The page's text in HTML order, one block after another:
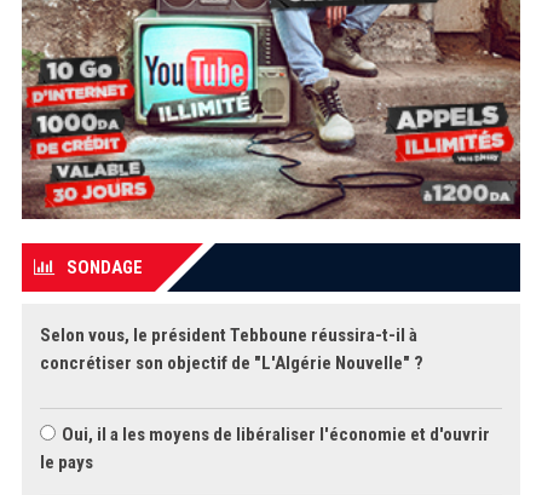
SONDAGE
Selon vous, le président Tebboune réussira-t-il à
concrétiser son objectif de "L'Algérie Nouvelle" ?
Oui, il a les moyens de libéraliser l'économie et d'ouvrir
le pays